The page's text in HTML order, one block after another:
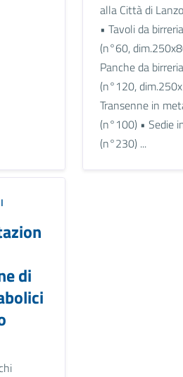
alla Città di
• Tavoli da
(n°60,
Panche da
(n°120,
Transenne in
(n°100) • Sedie
(n°230) ...
di